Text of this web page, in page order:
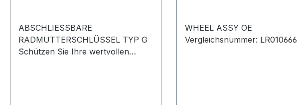
ABSCHLIESSBARE
RADMUTTERSCHLÜSSEL TYP G
Schützen Sie Ihre wertvollen
WHEEL ASSY OE
Vergleichsnummer: LR010666